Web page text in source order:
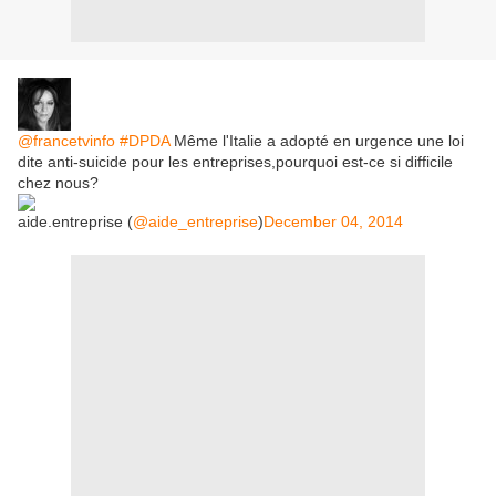
@francetvinfo #DPDAMême l'Italie a adopté en urgence une loi
dite anti-suicide pour les entreprises,pourquoi est-ce si difficile
chez nous?
aide.entreprise (@aide_entreprise)December 04, 2014